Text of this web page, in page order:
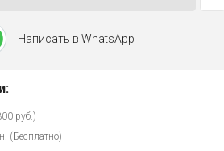
Написать в WhatsApp
руб.)
(Бесплатно)